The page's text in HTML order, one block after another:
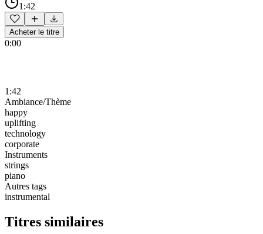
1:42
Acheter le titre
0:00
1:42
Ambiance/Thème
happy
uplifting
technology
corporate
Instruments
strings
piano
Autres tags
instrumental
Titres similaires